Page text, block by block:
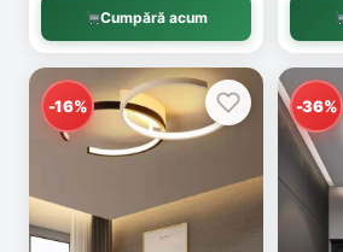
Cumpără acum
-16% -36%